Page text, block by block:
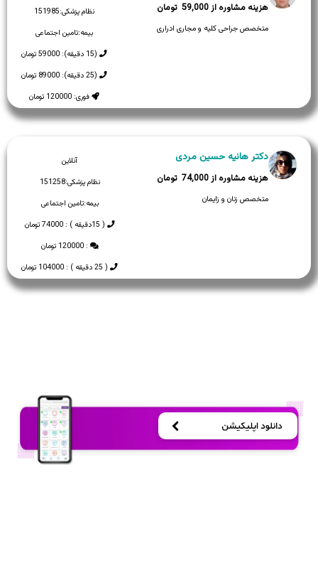
نظام پزشکی:151985
بیمه:تامین اجتماعی
(15 دقیقه): 59000 تومان
(25 دقیقه): 89000 تومان
فوری: 120000 تومان
59,000
متخصص جراحی کلیه و مجاری ادراری
آنلاین
نظام پزشکی:151258
بیمه:تامین اجتماعی
( 15دقیقه ) : 74000 تومان
: 120000 تومان
( 25 دقیقه ) : 104000 تومان
دکتر هانیه حسین مردی
74,000
متخصص زنان و زایمان